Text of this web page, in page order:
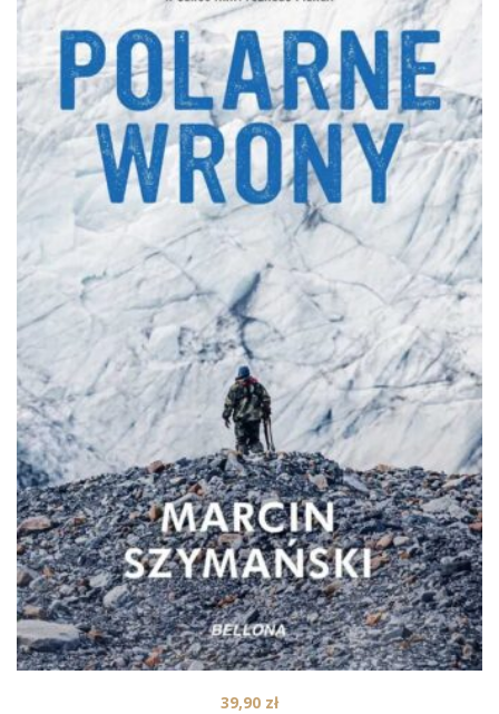
39,90 zł